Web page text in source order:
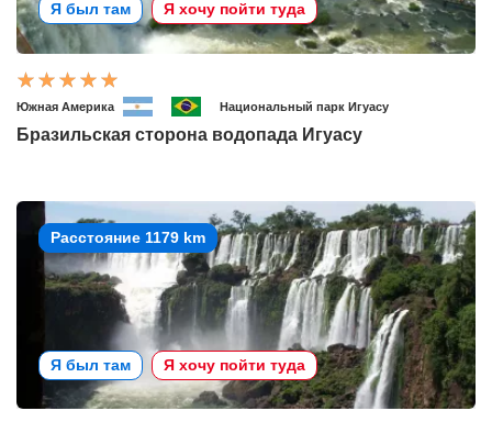
Я был там Я хочу пойти туда
Южная Америка Национальный парк Игуасу
Бразильская сторона водопада Игуасу
Расстояние 1179 km
Я был там Я хочу пойти туда